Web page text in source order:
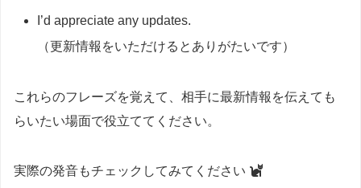
I’d appreciate any updates.
（更新情報をいただけるとありがたいです）
これらのフレーズを覚えて、相手に最新情報を伝えても
らいたい場面で役立ててください。
実際の発音もチェックしてみてください